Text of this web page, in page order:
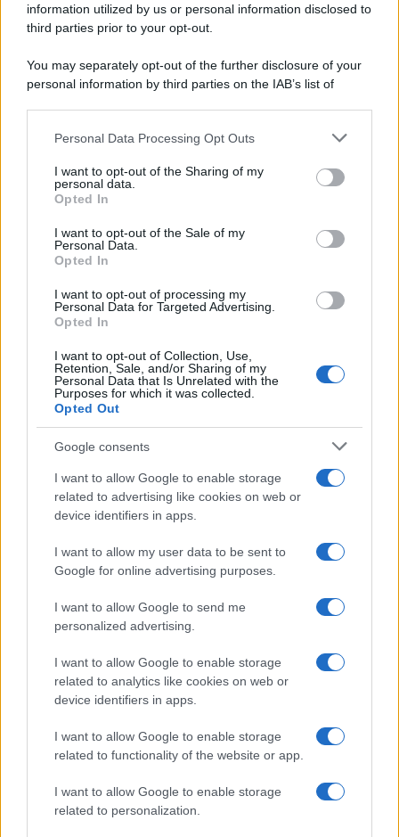
information utilized by us or personal information disclosed to
third parties prior to your opt-out.
You may separately opt-out of the further disclosure of your
personal information by third parties on the IAB’s list of
This information may also be disclosed by us to third parties
disclose it to other third parties.
Please note that this website/app uses one or more Google
services and may gather and store information including but
not limited to your visit or usage behaviour. You may click to
grant or deny consent to Google and its third-party tags to
consent section.
Personal Data Processing Opt Outs
I want to opt-out of the Sharing of my
personal data.
Opted In
I want to opt-out of the Sale of my
Personal Data.
Opted In
I want to opt-out of processing my
Personal Data for Targeted Advertising.
Opted In
I want to opt-out of Collection, Use,
Retention, Sale, and/or Sharing of my
Personal Data that Is Unrelated with the
Purposes for which it was collected.
Opted Out
Google consents
I want to allow Google to enable storage
related to advertising like cookies on web or
device identifiers in apps.
I want to allow my user data to be sent to
Google for online advertising purposes.
I want to allow Google to send me
personalized advertising.
I want to allow Google to enable storage
related to analytics like cookies on web or
device identifiers in apps.
I want to allow Google to enable storage
related to functionality of the website or app.
I want to allow Google to enable storage
related to personalization.
Lo sapevi che...
È stato eletto il sentiero più bello del
Regno Unito: il paesaggio lascia senza
fiato
Non solo Scala dei Turchi: c’è un’altra
meraviglia che conquista al primo
sguardo
Non è quello di Arcugnano: il vero
anfiteatro romano del Veneto si trova
CHI
SIAMO
PARTNERSHIP E
ACCREDITAMENTI
© 2026 - VOLOSCONTATO CONSIGLI E DIARI DI VIAGGIO - P.IVA
04827280654 – TESTATA REGISTRATA AL TRIBUNALE DI NOCERA
35792 – ISCRITTA ALL’ANSO (ASSOCIAZIONE NAZIONALE STAMPA
ONLINE)
PRIVACY E NOTIFICHE